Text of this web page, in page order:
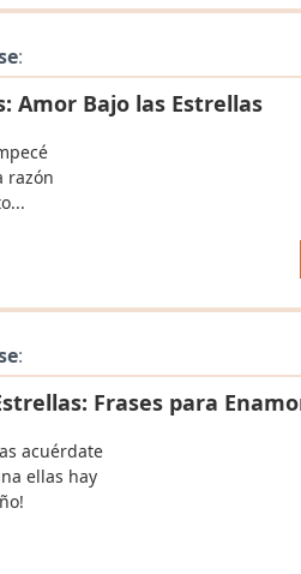
:
Amor Bajo las Estrellas
razón
:
Frases para
acuérdate
ellas hay